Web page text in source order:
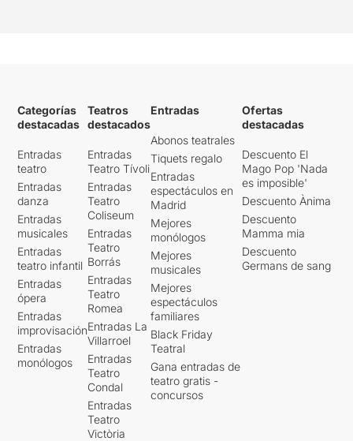
Categorías
destacadas
Entradas
teatro
Entradas
danza
Entradas
musicales
Entradas
teatro infantil
Entradas
ópera
Entradas
improvisación
Entradas
monólogos
Teatros
destacados
Entradas
Teatro Tívoli
Entradas
Teatro
Coliseum
Entradas
Teatro
Borrás
Entradas
Teatro
Romea
Entradas La
Villarroel
Entradas
Teatro
Condal
Entradas
Teatro
Victòria
Entradas
Abonos teatrales
Tiquets regalo
Entradas
espectáculos en
Madrid
Mejores
monólogos
Mejores
musicales
Mejores
espectáculos
familiares
Black Friday
Teatral
Gana entradas de
teatro gratis -
concursos
Ofertas
destacadas
Descuento El
Mago Pop 'Nada
es imposible'
Descuento Ànima
Descuento
Mamma mia
Descuento
Germans de sang